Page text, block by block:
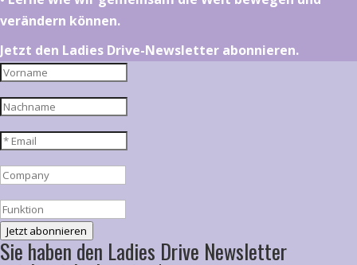
verändern können.
Jetzt den Ladies Drive-Newsletter abonnieren.
Jetzt abonnieren
Sie haben den Ladies Drive Newsletter